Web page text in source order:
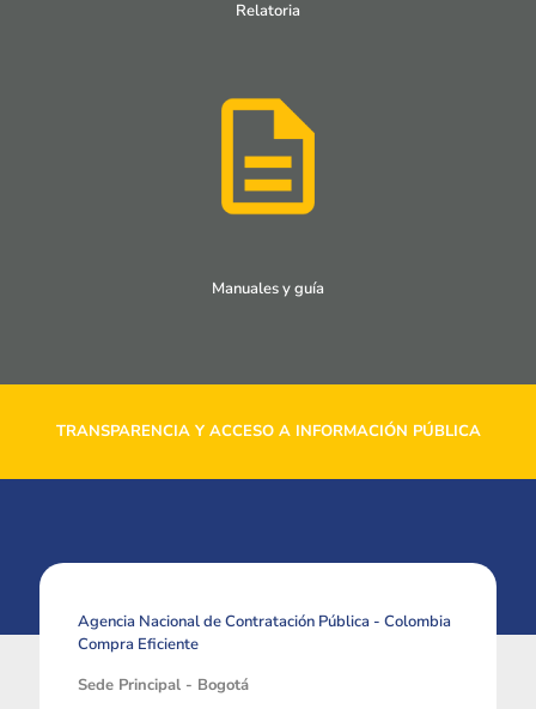
Relatoria
Manuales y guía
TRANSPARENCIA Y ACCESO A INFORMACIÓN PÚBLICA
Agencia Nacional de Contratación Pública - Colombia
Compra Eficiente
Sede Principal - Bogotá